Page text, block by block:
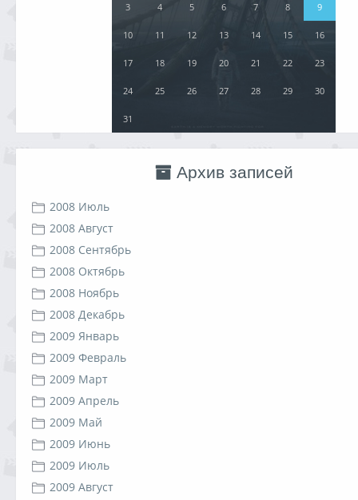
3 4 5 6 7 8 9
10 11 12 13 14 15 16
17 18 19 20 21 22 23
24 25 26 27 28 29 30
31
Архив записей
2008 Июль
2008 Август
2008 Сентябрь
2008 Октябрь
2008 Ноябрь
2008 Декабрь
2009 Январь
2009 Февраль
2009 Март
2009 Апрель
2009 Май
2009 Июнь
2009 Июль
2009 Август